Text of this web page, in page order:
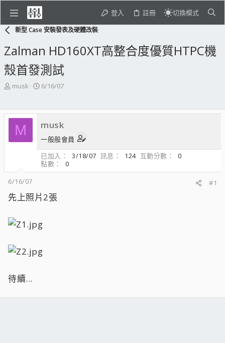
登入 註冊 切換模式
新型 Case 安裝發表及硬體改裝
Zalman HD160XT高整合度優質HTPC機
殼首發測試
主
起
人
musk
開
期
6/16/07
M musk
一般般會員
已加入
3/18/07 訊息 124 互動分數
0
點數
0
6/16/07
#1
先上照片2張
待續...